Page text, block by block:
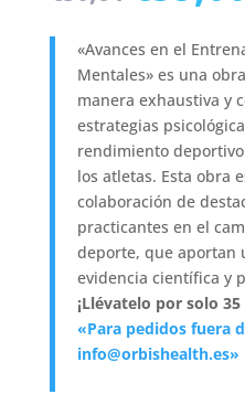
«Avances en el
Mentales» es una
manera exhaustiva y
estrategias
rendimiento
los atletas. Esta obra
colaboración de
practicantes en el
deporte, que aportan
evidencia científica y
¡Llévatelo por solo 35
«Para pedidos fuera
info@orbishealth.es»